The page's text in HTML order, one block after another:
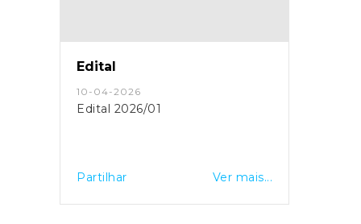
Edital
10-04-2026
Edital 2026/01
Partilhar Ver mais...